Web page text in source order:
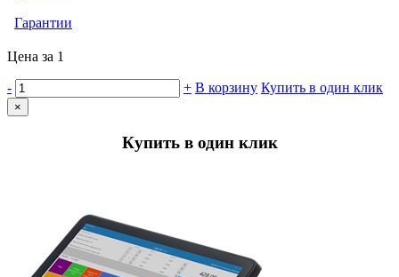
Гарантии
Цена за 1
- + В корзину Купить в один клик
×
Купить в один клик